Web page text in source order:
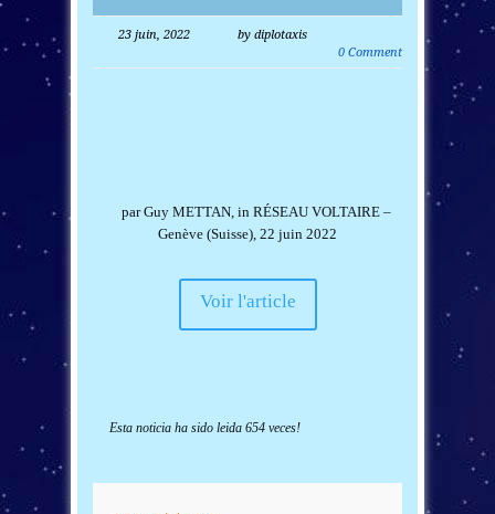
23 juin, 2022
by diplotaxis
0 Comment
parGuy METTAN, inRÉSEAU VOLTAIRE –
Genève (Suisse), 22 juin 2022
Voir l'article
Esta noticia ha sido leida 654 veces!